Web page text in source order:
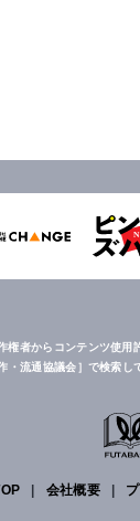
者からコンテンツ使
流通協議会］で検索し
| 会社概要 |